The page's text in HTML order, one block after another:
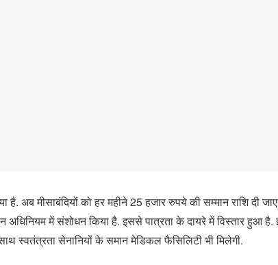
अब मीसाबंदियों को हर महीने 25 हजार रुपये की सम्मान राशि दी
अधिनियम में संशोधन किया है. इससे पात्रता के दायरे में विस्तार हुआ
स्वतंत्रता सेनानियों के समान मेडिकल फैसिलिटी भी मिलेगी.